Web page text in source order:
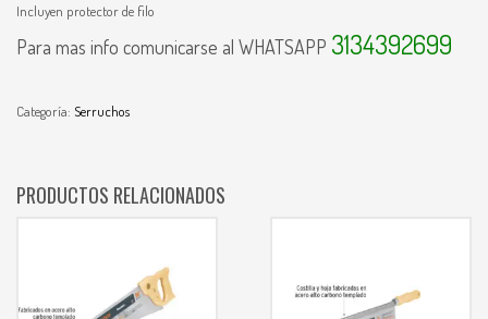
Incluyen protector de filo
Para mas info comunicarse al WHATSAPP 3134392699
Categoría: Serruchos
PRODUCTOS RELACIONADOS